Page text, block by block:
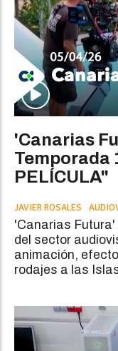
'Canarias
Temporada
PELÍCULA"
JAVIER ROSALES
'Canarias
del sector
animación,
rodajes a las